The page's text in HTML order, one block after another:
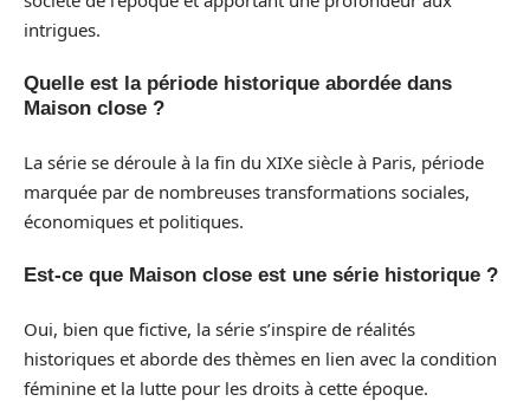
intrigues.
Quelle est la période historique abordée dans
Maison close ?
La série se déroule à la fin du XIXe siècle à Paris, période
marquée par de nombreuses transformations sociales,
économiques et politiques.
Est-ce que Maison close est une série historique ?
Oui, bien que fictive, la série s’inspire de réalités
historiques et aborde des thèmes en lien avec la condition
féminine et la lutte pour les droits à cette époque.